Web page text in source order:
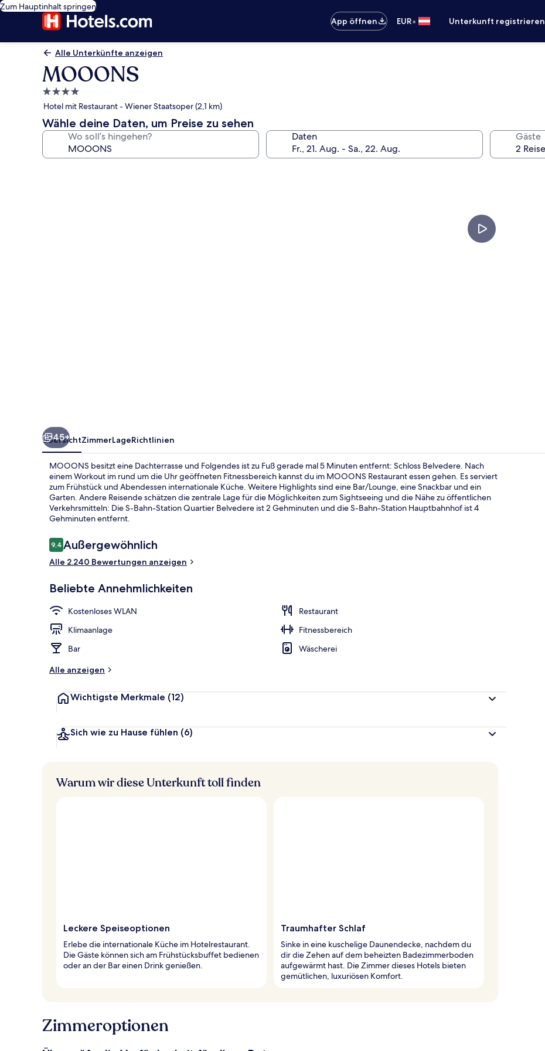
Zum Hauptinhalt springen
App öffnen
EUR• Unterkunft registrieren
Alle Unterkünfte anzeigen
MOOONS
4.0-
Sterne-
Unterkunft
Hotel mit Restaurant - Wiener Staatsoper (2,1 km)
Wähle deine Daten, um Preise zu sehen
Wo soll’s hingehen? Daten Gäste
Außenbereich
45+
ÜbersichtZimmerLageRichtlinien
MOOONS besitzt eine Dachterrasse und Folgendes ist zu Fuß gerade mal 5 Minuten entfernt: Schloss Belvedere. Nach
einem Workout im rund um die Uhr geöffneten Fitnessbereich kannst du im MOOONS Restaurant essen gehen. Es serviert
zum Frühstück und Abendessen internationale Küche. Weitere Highlights sind eine Bar/Lounge, eine Snackbar und ein
Garten. Andere Reisende schätzen die zentrale Lage für die Möglichkeiten zum Sightseeing und die Nähe zu öffentlichen
Verkehrsmitteln: Die S-Bahn-Station Quartier Belvedere ist 2 Gehminuten und die S-Bahn-Station Hauptbahnhof ist 4
Gehminuten entfernt.
Bewertungen
9,49,4 von 10.
Außergewöhnlich
Alle 2.240 Bewertungen anzeigen
Beliebte Annehmlichkeiten
Kostenloses WLAN
Restaurant
Klimaanlage
Fitnessbereich
Bar
Wäscherei
Alle anzeigen
Wichtigste Merkmale (12)
Sich wie zu Hause fühlen (6)
Warum wir diese Unterkunft toll finden
Leckere Speiseoptionen
Erlebe die internationale Küche im Hotelrestaurant.
Die Gäste können sich am Frühstücksbuffet bedienen
oder an der Bar einen Drink genießen.
Traumhafter Schlaf
Sinke in eine kuschelige Daunendecke, nachdem du
dir die Zehen auf dem beheizten Badezimmerboden
aufgewärmt hast. Die Zimmer dieses Hotels bieten
gemütlichen, luxuriösen Komfort.
Zimmeroptionen